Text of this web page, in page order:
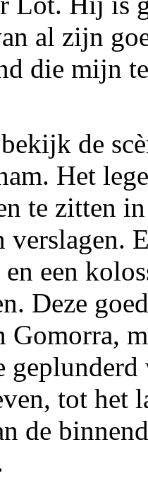
al zijn
die mijn
de
Het
te zitten
verslagen.
een
Deze
Gomorra,
tot het
de